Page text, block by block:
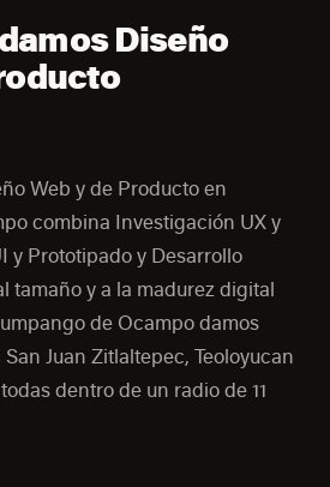
Diseño
Web y de Producto en
combina Investigación UX y
y Prototipado y Desarrollo
tamaño y a la madurez digital
de Ocampo damos
Juan Zitlaltepec, Teoloyucan
dentro de un radio de 11